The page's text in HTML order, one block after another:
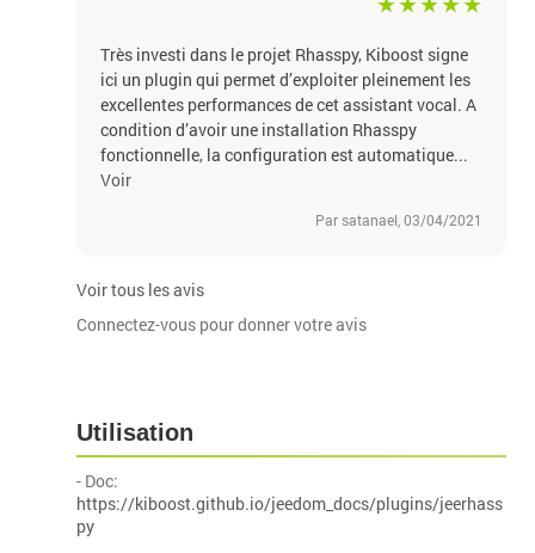
Très investi dans le projet Rhasspy, Kiboost signe
ici un plugin qui permet d’exploiter pleinement les
excellentes performances de cet assistant vocal. A
condition d’avoir une installation Rhasspy
fonctionnelle, la configuration est automatique...
Voir
Par satanael, 03/04/2021
Voir tous les avis
Connectez-vous pour donner votre avis
Utilisation
- Doc:
https://kiboost.github.io/jeedom_docs/plugins/jeerhass
py